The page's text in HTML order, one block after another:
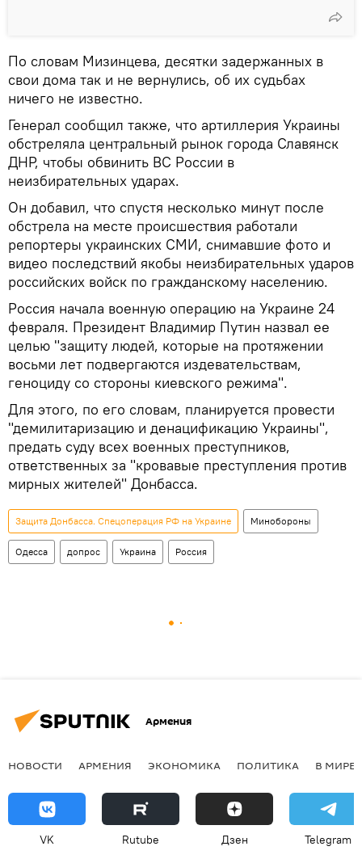
По словам Мизинцева, десятки задержанных в
свои дома так и не вернулись, об их судьбах
ничего не известно.
Генерал сообщил также, что артиллерия Украины
обстреляла центральный рынок города Славянск
ДНР, чтобы обвинить ВС России в
неизбирательных ударах.
Он добавил, что спустя несколько минут после
обстрела на месте происшествия работали
репортеры украинских СМИ, снимавшие фото и
видео последствий якобы неизбирательных ударов
российских войск по гражданскому населению.
Россия начала военную операцию на Украине 24
февраля. Президент Владимир Путин назвал ее
целью "защиту людей, которые на протяжении
восьми лет подвергаются издевательствам,
геноциду со стороны киевского режима".
Для этого, по его словам, планируется провести
"демилитаризацию и денацификацию Украины",
предать суду всех военных преступников,
ответственных за "кровавые преступления против
мирных жителей" Донбасса.
Защита Донбасса. Спецоперация РФ на Украине Минобороны
Одесса допрос Украина Россия
Армения
НОВОСТИ АРМЕНИЯ ЭКОНОМИКА ПОЛИТИКА В МИРЕ
VK Rutube Дзен Telegram